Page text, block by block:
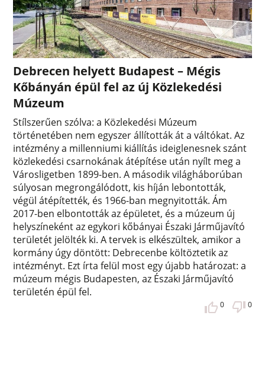
Debrecen helyett Budapest – Mégis
Kőbányán épül fel az új Közlekedési
Múzeum
Stílszerűen szólva: a Közlekedési Múzeum
történetében nem egyszer állították át a váltókat. Az
intézmény a millenniumi kiállítás ideiglenesnek szánt
közlekedési csarnokának átépítése után nyílt meg a
Városligetben 1899-ben. A második világháborúban
súlyosan megrongálódott, kis híján lebontották,
végül átépítették, és 1966-ban megnyitották. Ám
2017-ben elbontották az épületet, és a múzeum új
helyszíneként az egykori kőbányai Északi Járműjavító
területét jelölték ki. A tervek is elkészültek, amikor a
kormány úgy döntött: Debrecenbe költöztetik az
intézményt. Ezt írta felül most egy újabb határozat: a
múzeum mégis Budapesten, az Északi Járműjavító
területén épül fel.
0 0